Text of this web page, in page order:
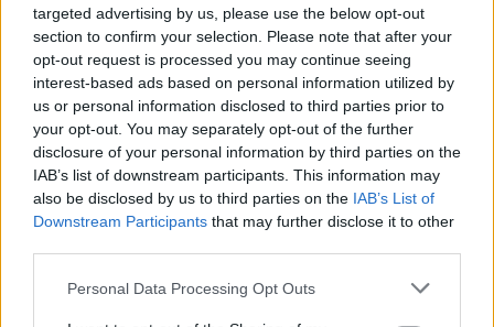
targeted advertising by us, please use the below opt-out
section to confirm your selection. Please note that after your
opt-out request is processed you may continue seeing
interest-based ads based on personal information utilized by
us or personal information disclosed to third parties prior to
your opt-out. You may separately opt-out of the further
disclosure of your personal information by third parties on the
IAB’s list of downstream participants. This information may
also be disclosed by us to third parties on the IAB’s List of
Downstream Participants that may further disclose it to other
Personal Data Processing Opt Outs
Garip bir şekilde bu adam geldi aklıma
Apr 7, 2021
like this.
Junior Expert